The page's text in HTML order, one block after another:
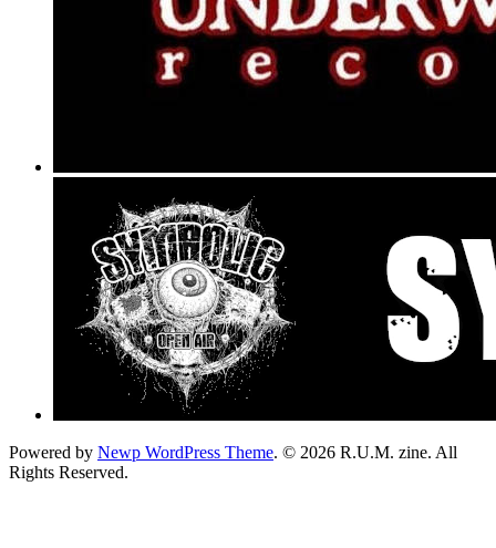
Powered by Newp WordPress Theme. © 2026 R.U.M. zine. All
Rights Reserved.